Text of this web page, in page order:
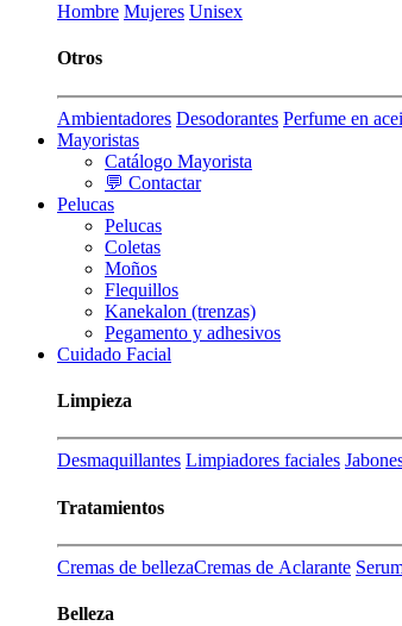
Hombre Mujeres Unisex
Otros
Ambientadores Desodorantes Perfume en
Mayoristas
Catálogo Mayorista
💬 Contactar
Pelucas
Pelucas
Coletas
Moños
Flequillos
Kanekalon (trenzas)
Pegamento y adhesivos
Cuidado Facial
Limpieza
Desmaquillantes Limpiadores faciales
Tratamientos
Cremas de bellezaCremas de Aclarante
Belleza